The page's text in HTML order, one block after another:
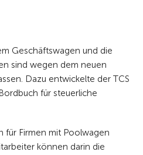
Geschäftswagen und die
sind wegen dem neuen
Dazu entwickelte der TCS
für steuerliche
für Firmen mit Poolwagen
können darin die